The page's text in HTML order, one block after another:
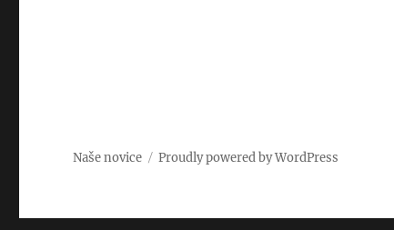
Naše novice Proudly powered by WordPress